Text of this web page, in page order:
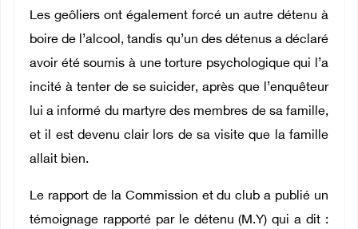
Les geôliers ont également forcé un autre détenu à
boire de l’alcool, tandis qu’un des détenus a déclaré
avoir été soumis à une torture psychologique qui l’a
incité à tenter de se suicider, après que l’enquêteur
lui a informé du martyre des membres de sa famille,
et il est devenu clair lors de sa visite que la famille
allait bien.
Le rapport de la Commission et du club a publié un
témoignage rapporté par le détenu (M.Y) qui a dit :